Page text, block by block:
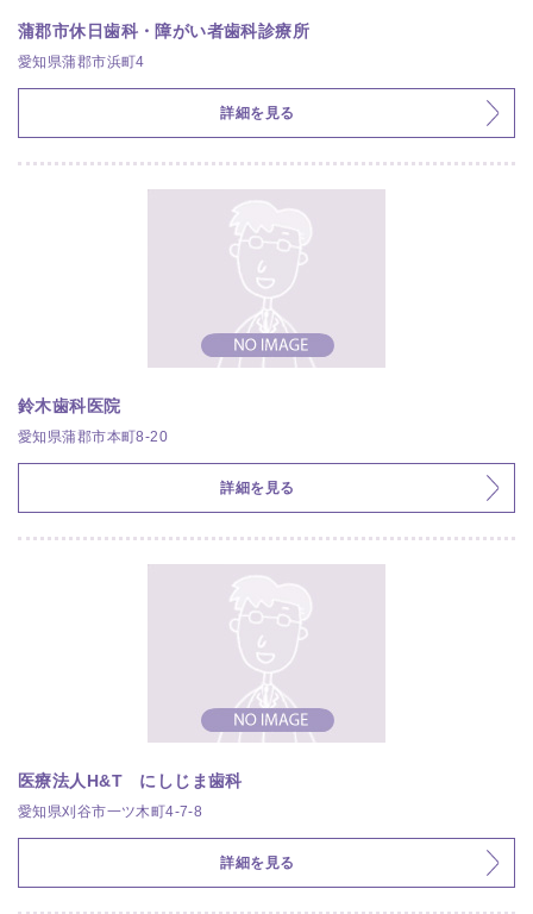
蒲郡市休日歯科・障がい者歯科診療所
愛知県蒲郡市浜町4
詳細を見る
鈴木歯科医院
愛知県蒲郡市本町8-20
詳細を見る
医療法人H&T にしじま歯科
愛知県刈谷市一ツ木町4-7-8
詳細を見る